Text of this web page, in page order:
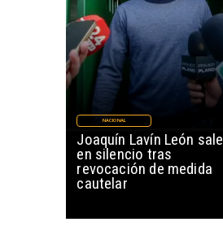
Joaquín Lavín León sale
en silencio tras
revocación de medida
cautelar
NACIONAL